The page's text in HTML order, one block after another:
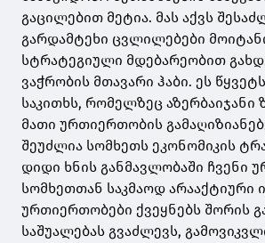
გაცილებით მეტია. მას აქვს
გარდამტეხი ცვლილებები
სტრატეგიული მდებარეობით
ვაჭრობის მთავარი ჰაბი. ეს
საკითხს, რომელზეც აზერბაიჯანი
მათი ურთიერთობის
შეუძლია სომხეთს ეკონომიკის
დიდი ხნის განმავლობაში ჩვენი
სომხეთთან საკმაოდ არააქტიური
ურთიერთობები ქვეყნებს შორის
საშუალებას გვაძლევს,